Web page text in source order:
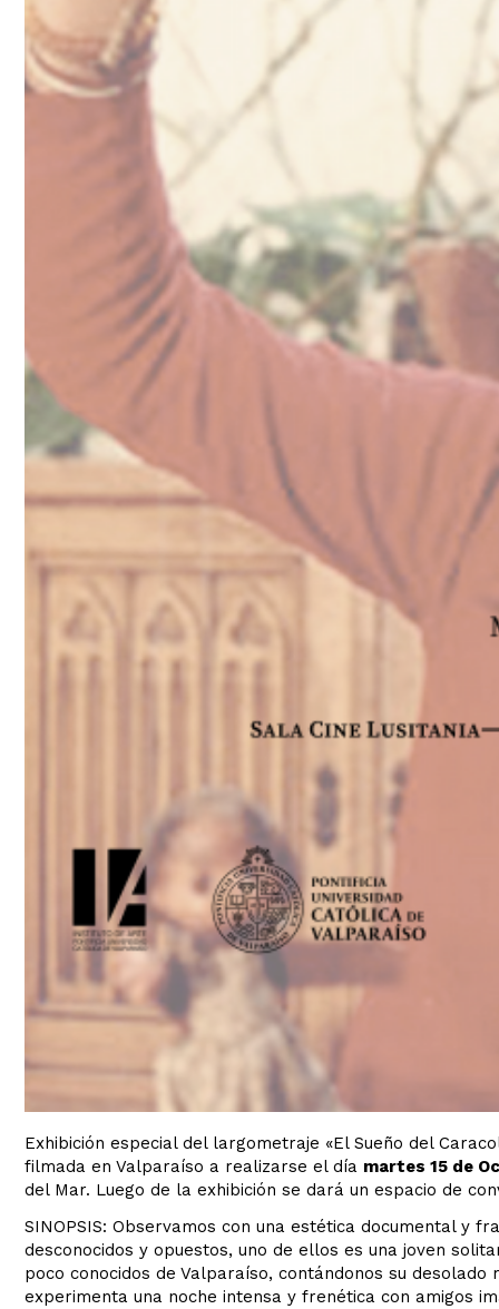
Exhibición especial del largometraje «El Sueño del
filmada en Valparaíso a realizarse el día martes 15 de
del Mar. Luego de la exhibición se dará un espacio de
SINOPSIS: Observamos con una estética documental y
desconocidos y opuestos, uno de ellos es una joven
poco conocidos de Valparaíso, contándonos su
experimenta una noche intensa y frenética con amigos